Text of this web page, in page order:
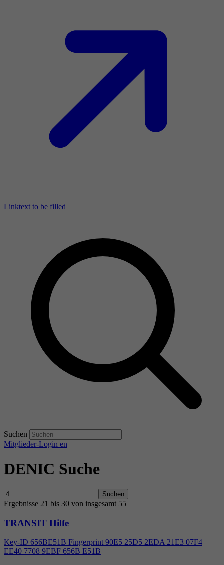
Linktext to be filled
Suchen
Mitglieder-Login en
DENIC Suche
Suchen
Ergebnisse 21 bis 30 von insgesamt 55
TRANSIT Hilfe
Key-ID 656BE51B Fingerprint 90E5 25D5 2EDA 21E3 07F4
EE40 7708 9EBF 656B E51B